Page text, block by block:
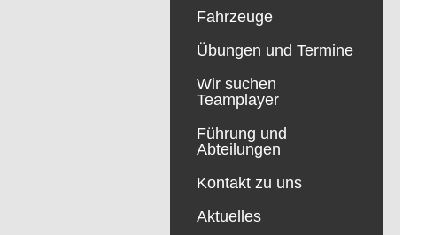
Fahrzeuge
Übungen und Termine
Wir suchen
Teamplayer
Führung und
Abteilungen
Kontakt zu uns
Aktuelles